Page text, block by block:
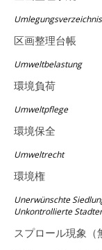
Umlegungsverzeichnis
区画整理台帳
Umweltbelastung
環境負荷
Umweltpflege
環境保全
Umweltrecht
環境権
Unerwünschte
Unkontrollierte
スプロール現象（